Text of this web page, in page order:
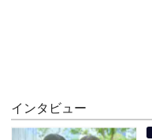
インタビュー